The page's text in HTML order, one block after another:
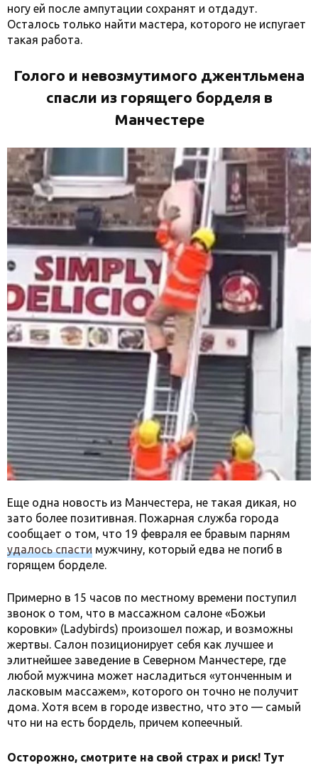
ногу ей после ампутации сохранят и отдадут.
Осталось только найти мастера, которого не испугает
такая работа.
Голого и невозмутимого джентльмена
спасли из горящего борделя в
Манчестере
Еще одна новость из Манчестера, не такая дикая, но
зато более позитивная. Пожарная служба города
сообщает о том, что 19 февраля ее бравым парням
удалось спасти мужчину, который едва не погиб в
горящем борделе.
Примерно в 15 часов по местному времени поступил
звонок о том, что в массажном салоне «Божьи
коровки» (Ladybirds) произошел пожар, и возможны
жертвы. Салон позиционирует себя как лучшее и
элитнейшее заведение в Северном Манчестере, где
любой мужчина может насладиться «утонченным и
ласковым массажем», которого он точно не получит
дома. Хотя всем в городе известно, что это — самый
что ни на есть бордель, причем копеечный.
Осторожно, смотрите на свой страх и риск! Тут